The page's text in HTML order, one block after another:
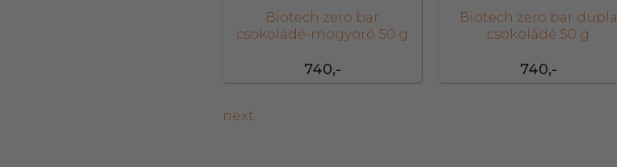
740,-
Biotech zero bar
csokoládé-mogyoró 50 g
740,-
Biotech zero bar dupla
csokoládé 50 g
next